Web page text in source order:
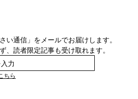
い通信」をメールでお届けします。
、読者限定記事も受け取れます。
こちら